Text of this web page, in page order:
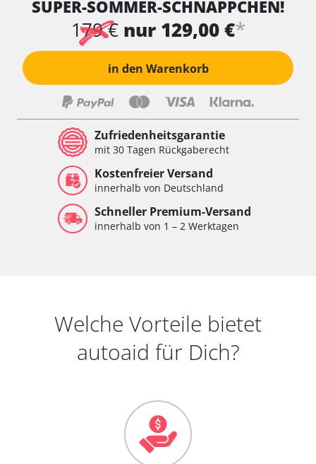
SUPER-SOMMER-SCHNÄPPCHEN!
179 € nur 129,00 €*
in den Warenkorb
Zufriedenheitsgarantie
mit 30 Tagen Rückgaberecht
Kostenfreier Versand
innerhalb von Deutschland
Schneller Premium-Versand
innerhalb von 1 – 2 Werktagen
Welche Vorteile bietet
autoaid für Dich?